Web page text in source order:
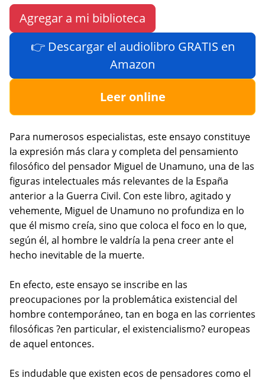
Agregar a mi biblioteca
👉 Descargar el audiolibro GRATIS en
Amazon
Leer online
Para numerosos especialistas, este ensayo constituye
la expresión más clara y completa del pensamiento
filosófico del pensador Miguel de Unamuno, una de las
figuras intelectuales más relevantes de la España
anterior a la Guerra Civil. Con este libro, agitado y
vehemente, Miguel de Unamuno no profundiza en lo
que él mismo creía, sino que coloca el foco en lo que,
según él, al hombre le valdría la pena creer ante el
hecho inevitable de la muerte.
En efecto, este ensayo se inscribe en las
preocupaciones por la problemática existencial del
hombre contemporáneo, tan en boga en las corrientes
filosóficas ?en particular, el existencialismo? europeas
de aquel entonces.
Es indudable que existen ecos de pensadores como el